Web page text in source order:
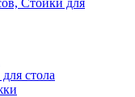
Стойки для
стола